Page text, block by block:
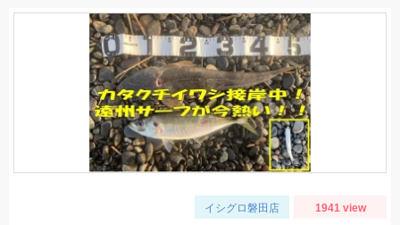
イシグロ磐田店 1941 view